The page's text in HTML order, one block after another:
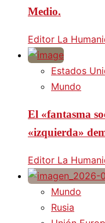
Medio.
Editor La
Estados
Mundo
El «fantasma
«izquierda»
Editor La
Mundo
Rusia